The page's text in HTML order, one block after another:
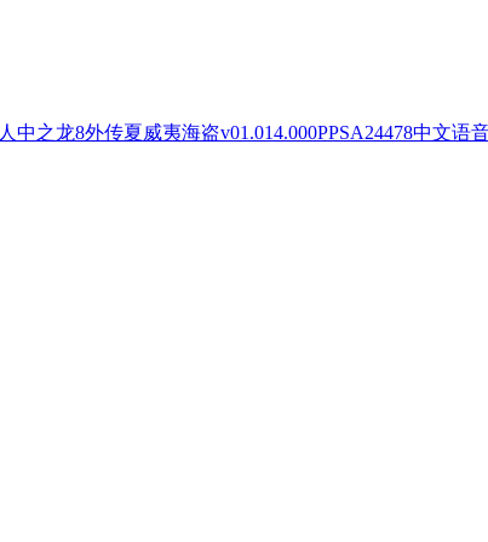
人中之龙8外传夏威夷海盗v01.014.000PPSA24478中文语